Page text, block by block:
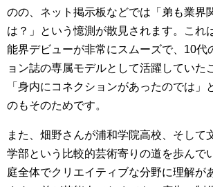
のの、ネット掲示板などでは「弟も業界
は？」という憶測が散見されます。これ
能界デビューが非常にスムーズで、10代
ョン誌の専属モデルとして活躍していた
「身内にコネクションがあったのでは」
のもそのためです。
また、畑野さんが浦和学院高校、そして
学部という比較的芸術寄りの道を歩んで
庭全体でクリエイティブな分野に理解が